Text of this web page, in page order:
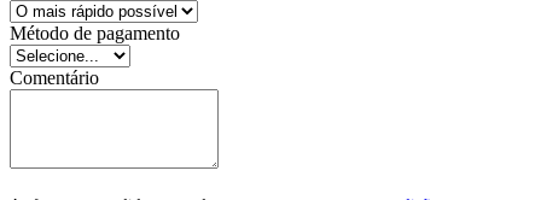
Método de pagamento
Comentário